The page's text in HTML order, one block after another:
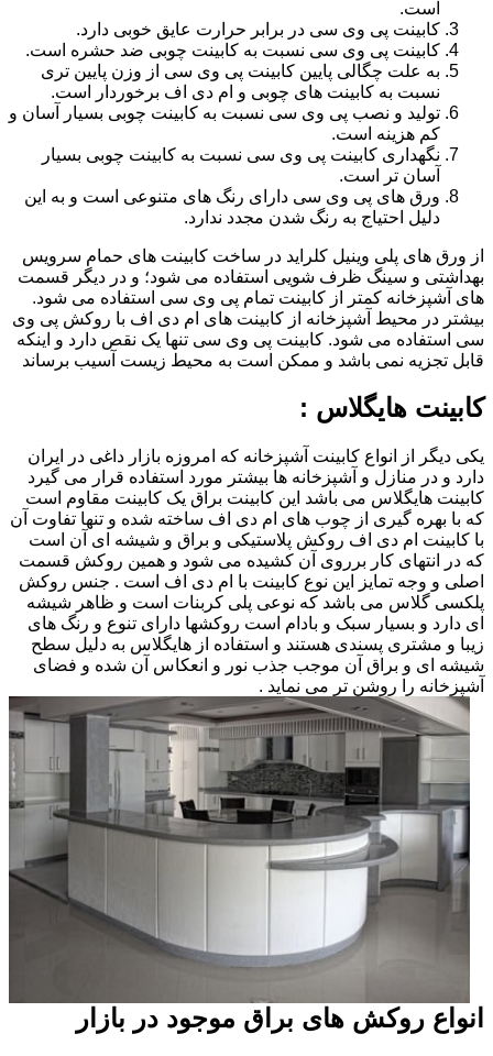
است.
کابینت پی وی سی در برابر حرارت عایق خوبی دارد.
کابینت پی وی سی نسبت به کابینت چوبی ضد حشره است.
به علت چگالی پایین کابینت پی وی سی از وزن پایین تری
نسبت به کابینت های چوبی و ام دی اف برخوردار است.
تولید و نصب پی وی سی نسبت به کابینت چوبی بسیار آسان و
کم هزینه است.
نگهداری کابینت پی وی سی نسبت به کابینت چوبی بسیار
آسان تر است.
ورق های پی وی سی دارای رنگ های متنوعی است و به این
دلیل احتیاج به رنگ شدن مجدد ندارد.
از ورق های پلی وینیل کلراید در ساخت کابینت های حمام سرویس
بهداشتی و سینگ ظرف شویی استفاده می شود؛ و در دیگر قسمت
های آشپزخانه کمتر از کابینت تمام پی وی سی استفاده می شود.
بیشتر در محیط آشپزخانه از کابینت های ام دی اف با روکش پی وی
سی استفاده می شود. کابینت پی وی سی تنها یک نقص دارد و اینکه
قابل تجزیه نمی باشد و ممکن است به محیط زیست آسیب برساند
کابینت هایگلاس :
یکی دیگر از انواع کابینت آشپزخانه که امروزه بازار داغی در ایران
دارد و در منازل و آشپزخانه ها بیشتر مورد استفاده قرار می گیرد
کابینت هایگلاس می باشد این کابینت براق یک کابینت مقاوم است
که با بهره گیری از چوب های ام دی اف ساخته شده و تنها تفاوت آن
با کابینت ام دی اف روکش پلاستیکی و براق و شیشه ای آن است
که در انتهای کار برروی آن کشیده می شود و همین روکش قسمت
اصلی و وجه تمایز این نوع کابینت با ام دی اف است . جنس روکش
پلکسی گلاس می باشد که نوعی پلی کربنات است و ظاهر شیشه
ای دارد و بسیار سبک و بادام است روکشها دارای تنوع و رنگ های
زیبا و مشتری پسندی هستند و استفاده از هایگلاس به دلیل سطح
شیشه ای و براق آن موجب جذب نور و انعکاس آن شده و فضای
آشپزخانه را روشن تر می نماید .
انواع روکش های براق موجود در بازار